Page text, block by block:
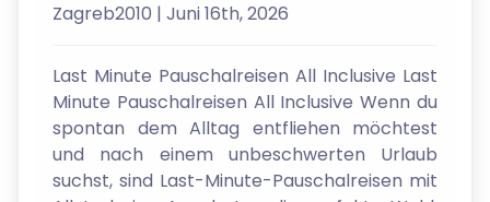
Zagreb2010 | Juni 16th, 2026
Last Minute Pauschalreisen All Inclusive Last
Minute Pauschalreisen All Inclusive Wenn du
spontan dem Alltag entfliehen möchtest
und nach einem unbeschwerten Urlaub
suchst, sind Last-Minute-Pauschalreisen mit